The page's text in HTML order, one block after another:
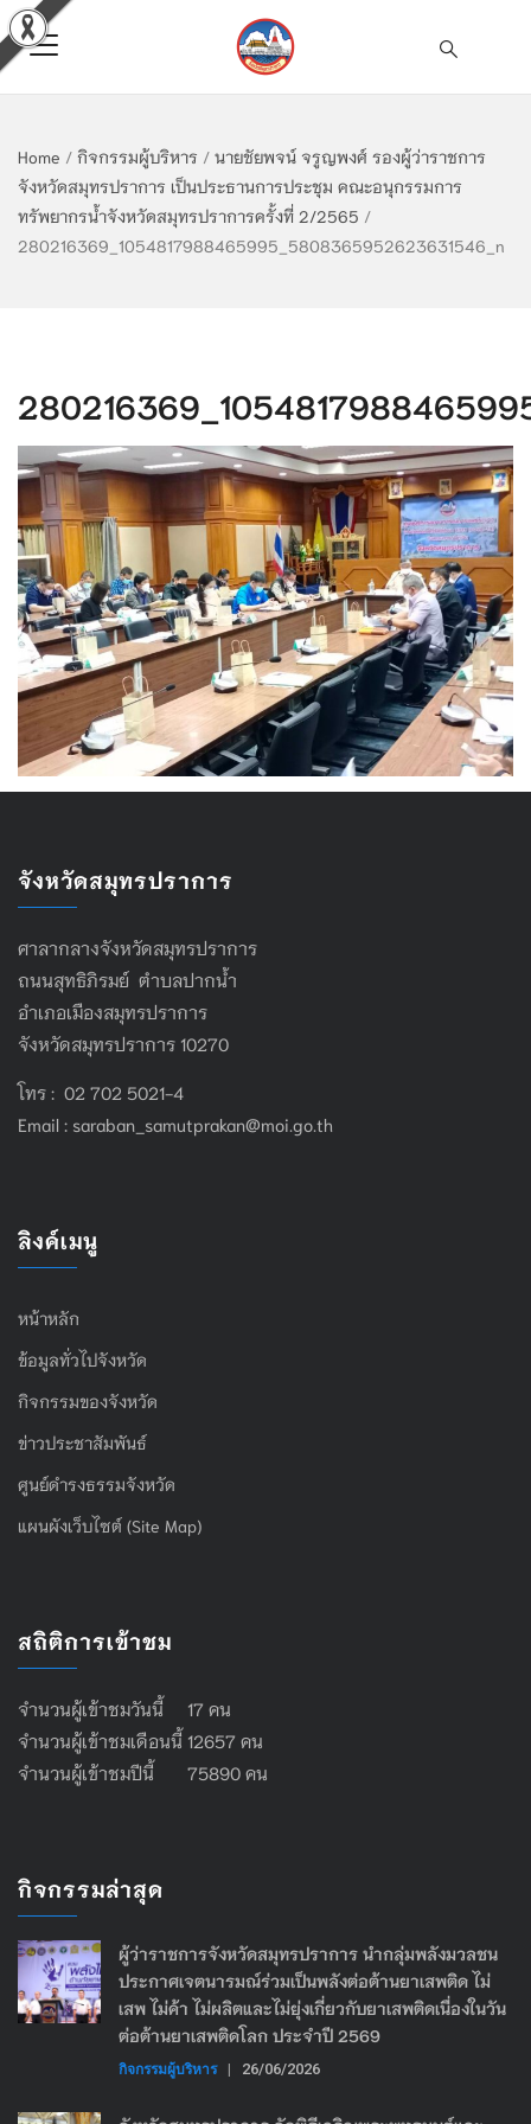
Home / กิจกรรมผู้บริหาร / นายชัยพจน์ จรูญพงศ์ รองผู้ว่าราชการ
จังหวัดสมุทรปราการ เป็นประธานการประชุม คณะอนุกรรมการ
ทรัพยากรน้ำจังหวัดสมุทรปราการครั้งที่ 2/2565 /
280216369_1054817988465995_5808365952623631546_n
จังหวัดสมุทรปราการ
ศาลากลางจังหวัดสมุทรปราการ
ถนนสุทธิภิรมย์ ตำบลปากน้ำ
อำเภอเมืองสมุทรปราการ
จังหวัดสมุทรปราการ 10270
โทร : 02 702 5021-4
Email : saraban_samutprakan@moi.go.th
ลิงค์เมนู
หน้าหลัก
ข้อมูลทั่วไปจังหวัด
กิจกรรมของจังหวัด
ข่าวประชาสัมพันธ์
ศูนย์ดำรงธรรมจังหวัด
แผนผังเว็บไซต์ (Site Map)
สถิติการเข้าชม
จำนวนผู้เข้าชมวันนี้ 17 คน
จำนวนผู้เข้าชมเดือนนี้ 12657 คน
จำนวนผู้เข้าชมปีนี้ 75890 คน
กิจกรรมล่าสุด
ผู้ว่าราชการจังหวัดสมุทรปราการ นำกลุ่มพลังมวลชน
ประกาศเจตนารมณ์ร่วมเป็นพลังต่อต้านยาเสพติด ไม่
เสพ ไม่ค้า ไม่ผลิตและไม่ยุ่งเกี่ยวกับยาเสพติดเนื่องในวัน
ต่อต้านยาเสพติดโลก ประจำปี 2569
กิจกรรมผู้บริหาร | 26/06/2026